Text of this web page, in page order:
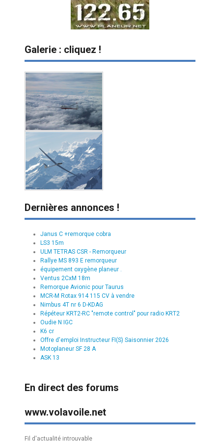
Galerie : cliquez !
Dernières annonces !
Janus C +remorque cobra
LS3 15m
ULM TETRAS CSR - Remorqueur
Rallye MS 893 E remorqueur
équipement oxygène planeur .
Ventus 2CxM 18m
Remorque Avionic pour Taurus
MCR-M Rotax 914 115 CV à vendre
Nimbus 4T nr 6 D-KDAG
Répéteur KRT2-RC "remote control" pour radio KRT2
Oudie N IGC
K6 cr
Offre d'emploi Instructeur FI(S) Saisonnier 2026
Motoplaneur SF 28 A
ASK 13
En direct des forums
www.volavoile.net
Fil d'actualité introuvable